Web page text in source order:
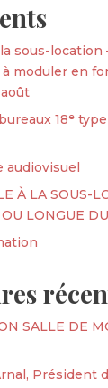
sous-location
moduler en
18ᵉ
audiovisuel
À LA SOUS-
LONGUE
SALLE DE
Président